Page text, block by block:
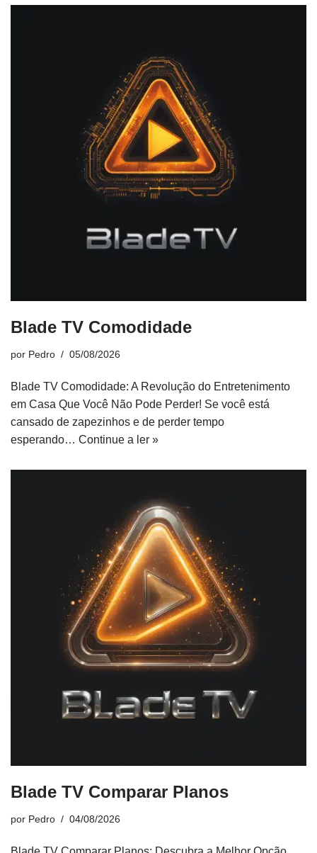
Blade TV Comodidade
por Pedro 05/08/2026
Blade TV Comodidade: A Revolução do Entretenimento
em Casa Que Você Não Pode Perder! Se você está
cansado de zapezinhos e de perder tempo
esperando… Continue a ler »
Blade TV Comparar Planos
por Pedro 04/08/2026